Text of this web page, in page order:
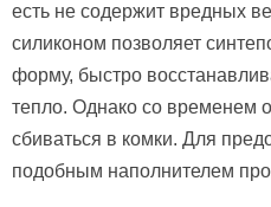
есть не содержит вредных
силиконом позволяет
форму, быстро
тепло. Однако со временем
сбиваться в комки. Для
подобным наполнителем